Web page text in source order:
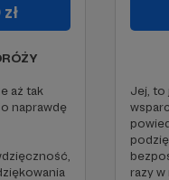
aż tak
naprawdę
Jej, to
razy